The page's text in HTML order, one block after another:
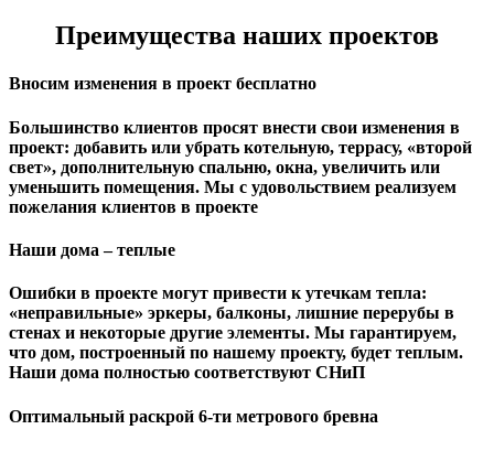
Преимущества наших проектов
Вносим изменения в проект бесплатно
Большинство клиентов просят внести свои изменения в
проект: добавить или убрать котельную, террасу, «второй
свет», дополнительную спальню, окна, увеличить или
уменьшить помещения. Мы с удовольствием реализуем
пожелания клиентов в проекте
Наши дома – теплые
Ошибки в проекте могут привести к утечкам тепла:
«неправильные» эркеры, балконы, лишние перерубы в
стенах и некоторые другие элементы. Мы гарантируем,
чтo дом, построенный по нашему проекту, будет теплым.
Наши дома полностью соответствуют СНиП
Оптимальный раскрой 6-ти метрового бревна